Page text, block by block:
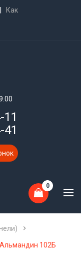
Как
11
41
0
102Б